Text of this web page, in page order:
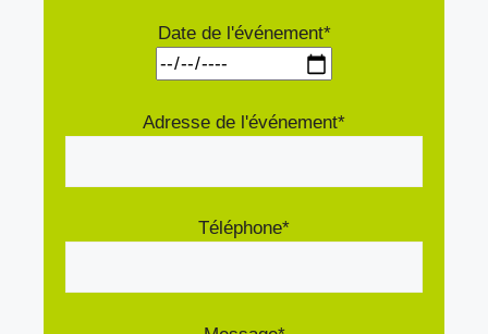
Date de l'événement*
Adresse de l'événement*
Téléphone*